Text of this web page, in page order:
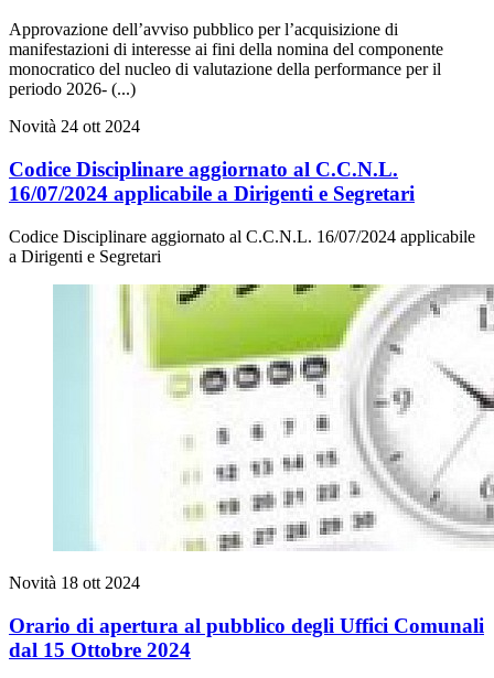
Approvazione dell’avviso pubblico per l’acquisizione di
manifestazioni di interesse ai fini della nomina del componente
monocratico del nucleo di valutazione della performance per il
periodo 2026- (...)
Novità 24 ott 2024
Codice Disciplinare aggiornato al C.C.N.L.
16/07/2024 applicabile a Dirigenti e Segretari
Codice Disciplinare aggiornato al C.C.N.L. 16/07/2024 applicabile
a Dirigenti e Segretari
Novità 18 ott 2024
Orario di apertura al pubblico degli Uffici Comunali
dal 15 Ottobre 2024